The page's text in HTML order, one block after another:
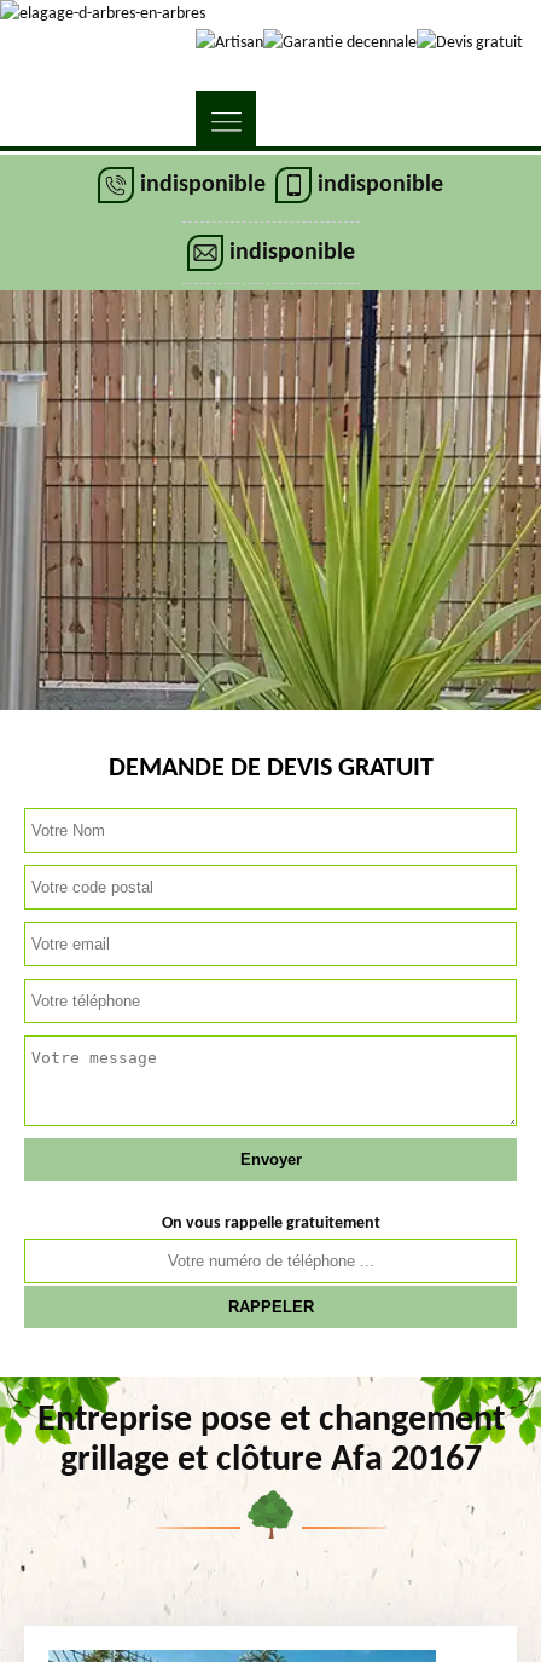
indisponible indisponible
indisponible
DEMANDE DE DEVIS GRATUIT
On vous rappelle gratuitement
Entreprise pose et changement
grillage et clôture Afa 20167